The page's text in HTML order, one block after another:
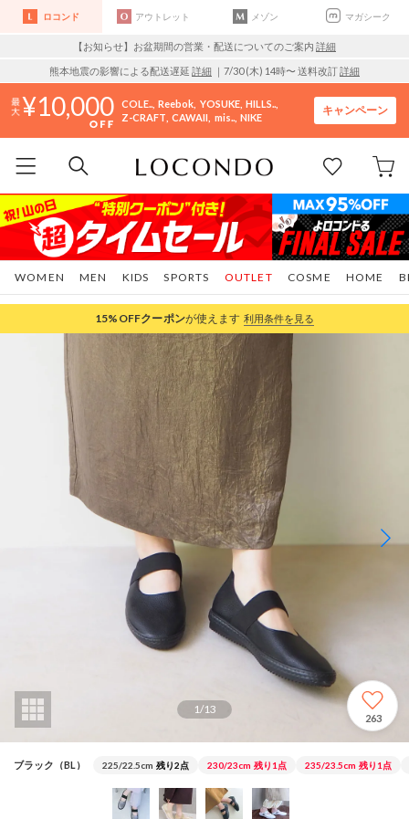
ロコンド アウトレット メゾン マガシーク
【お知らせ】お盆期間の営業・配送についてのご案内 詳細
熊本地震の影響による配送遅延 詳細 ｜7/30 (木) 14時〜 送料改訂詳細
10,000 COLE.. Reebok YOSUKE HILLS..
Z-CRAFT CAWAII mis.. NIKE
キャンペーン
WOMEN MEN KIDS SPORTS COSME HOME
OUTLET
15%OFFクーポンが使えます 利用条件を見る
1/13
263
ブラック（BL） 225/22.5cm 残り2点 230/23cm 残り1点 235/23.5cm 残り1点